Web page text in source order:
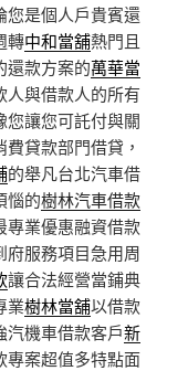
您是個人戶貴賓還
轉中和當舖熱門且
還款方案的萬華當
人與借款人的所有
您讓您可託付與關
貸款部門借貸，
的舉凡台北汽車借
惱的樹林汽車借款
專業優惠融資借款
府服務項目急用周
讓合法經營當鋪典
業樹林當舖以借款
汽機車借款客戶新
專案超值多特點面